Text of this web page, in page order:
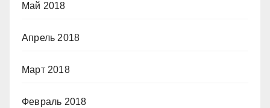
Май 2018
Апрель 2018
Март 2018
Февраль 2018